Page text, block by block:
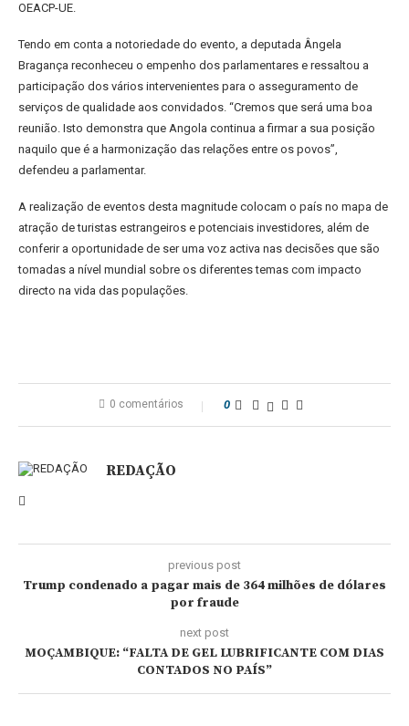
OEACP-UE.
Tendo em conta a notoriedade do evento, a deputada Ângela
Bragança reconheceu o empenho dos parlamentares e ressaltou a
participação dos vários intervenientes para o asseguramento de
serviços de qualidade aos convidados. “Cremos que será uma boa
reunião. Isto demonstra que Angola continua a firmar a sua posição
naquilo que é a harmonização das relações entre os povos”,
defendeu a parlamentar.
A realização de eventos desta magnitude colocam o país no mapa de
atração de turistas estrangeiros e potenciais investidores, além de
conferir a oportunidade de ser uma voz activa nas decisões que são
tomadas a nível mundial sobre os diferentes temas com impacto
directo na vida das populações.
0 comentários 0
REDAÇÃO
previous post
Trump condenado a pagar mais de 364 milhões de dólares
por fraude
next post
MOÇAMBIQUE: “FALTA DE GEL LUBRIFICANTE COM DIAS
CONTADOS NO PAÍS”